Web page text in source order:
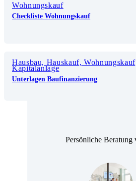
Wohnungskauf
Checkliste Wohnungskauf
Hausbau, Hauskauf,
Kapitalanlage
Unterlagen Baufinanzierung
Persönliche Beratung